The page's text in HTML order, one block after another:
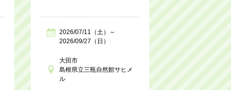
2026/07/11（土）～
2026/09/27（日）
大田市
島根県立三瓶自然館サヒメ
ル